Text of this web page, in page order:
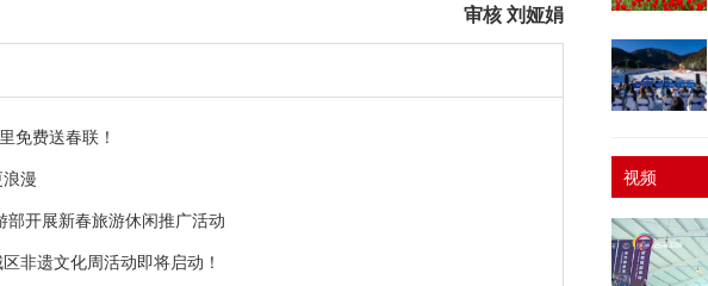
审核 刘娅娟
免费送春联！
漫
开展新春旅游休闲推广活动
非遗文化周活动即将启动！
视频